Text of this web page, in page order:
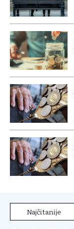
Najčitanije